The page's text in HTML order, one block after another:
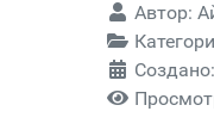
Автор: